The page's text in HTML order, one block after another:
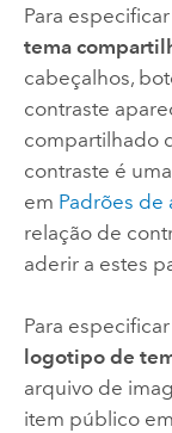
Para
tema
cabeçalhos,
contraste
compartilhado
contraste é
em Padrões de
relação de
aderir a estes
Para
logotipo de
arquivo de
item público